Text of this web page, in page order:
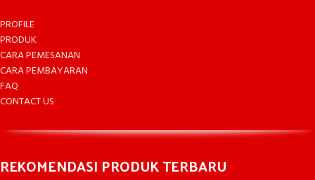
PROFILE
PRODUK
CARA PEMESANAN
CARA PEMBAYARAN
FAQ
CONTACT US
REKOMENDASI PRODUK TERBARU